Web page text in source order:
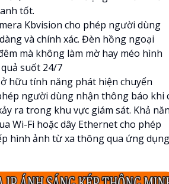
tốt.
Kbvision cho phép người dùng
và chính xác. Đèn hồng ngoại
mà không làm mờ hay méo hình
suốt 24/7
hữu tính năng phát hiện chuyển
người dùng nhận thông báo khi
ra trong khu vực giám sát. Khả
Wi-Fi hoặc dây Ethernet cho phép
hình ảnh từ xa thông qua ứng dụng